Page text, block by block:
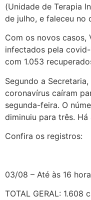
(Unidade de Terapia
de julho, e faleceu no
Com os novos casos,
infectados pela
com 1.053
Segundo a
coronavírus caíram
segunda-feira. O
diminuiu para três.
Confira os registros:
03/08 – Até às 16
TOTAL GERAL: